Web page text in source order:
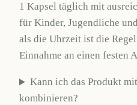
1 Kapsel täglich mit
für Kinder, Jugendliche
als die Uhrzeit ist die
Einnahme an einen festen
Kann ich das Produkt
kombinieren?